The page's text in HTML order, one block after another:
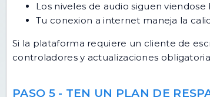
Los niveles de audio siguen
Tu conexion a internet maneja la
Si la plataforma requiere un cliente de
controladores y actualizaciones
PASO 5 - TEN UN PLAN DE